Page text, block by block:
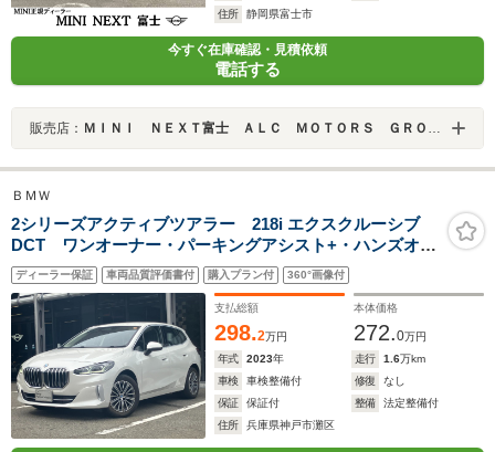
住所
静岡県富士市
今すぐ在庫確認・見積依頼
電話する
販売店： ＭＩＮＩ ＮＥＸＴ富士 ＡＬＣ ＭＯＴＯＲＳ ＧＲＯＵＰ
ＢＭＷ
2シリーズアクティブツアラー 218i エクスクルーシブ
DCT ワンオーナー・パーキングアシスト+・ハンズオフ
ACC・360度カメラ・ヘッドアップディスプレイ・シート
ヒーター・AppleCarPlay・内蔵ドラレコ・パワーシー
ト・電動リアゲート・17インチAW・ETC・禁煙車
ディーラー保証 車両品質評価書付 購入プラン付 360°画像付
支払総額
298.2万円
本体価格
272.0万円
年式
2023年 走行 1.6万km
車検
車検整備付 修復
なし
保証
保証付 整備
法定整備付
住所
兵庫県神戸市灘区